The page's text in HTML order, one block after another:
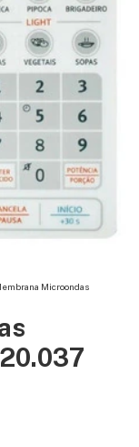
Microondas